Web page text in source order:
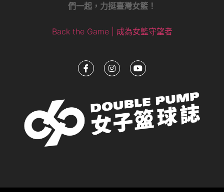
們一起，力挺臺灣女籃！
Back the Game | 成為女籃守望者